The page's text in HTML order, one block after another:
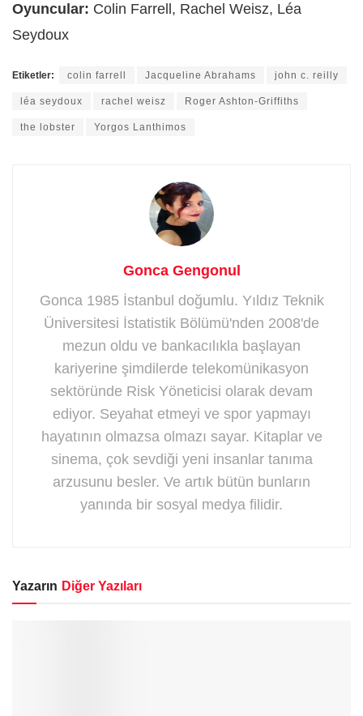
Oyuncular: Colin Farrell, Rachel Weisz, Léa
Seydoux
Etiketler: colin farrell Jacqueline Abrahams john c. reilly
léa seydoux rachel weisz Roger Ashton-Griffiths
the lobster Yorgos Lanthimos
Gonca Gengonul
Gonca 1985 İstanbul doğumlu. Yıldız Teknik
Üniversitesi İstatistik Bölümü'nden 2008'de
mezun oldu ve bankacılıkla başlayan
kariyerine şimdilerde telekomünikasyon
sektöründe Risk Yöneticisi olarak devam
ediyor. Seyahat etmeyi ve spor yapmayı
hayatının olmazsa olmazı sayar. Kitaplar ve
sinema, çok sevdiği yeni insanlar tanıma
arzusunu besler. Ve artık bütün bunların
yanında bir sosyal medya filidir.
Yazarın Diğer Yazıları